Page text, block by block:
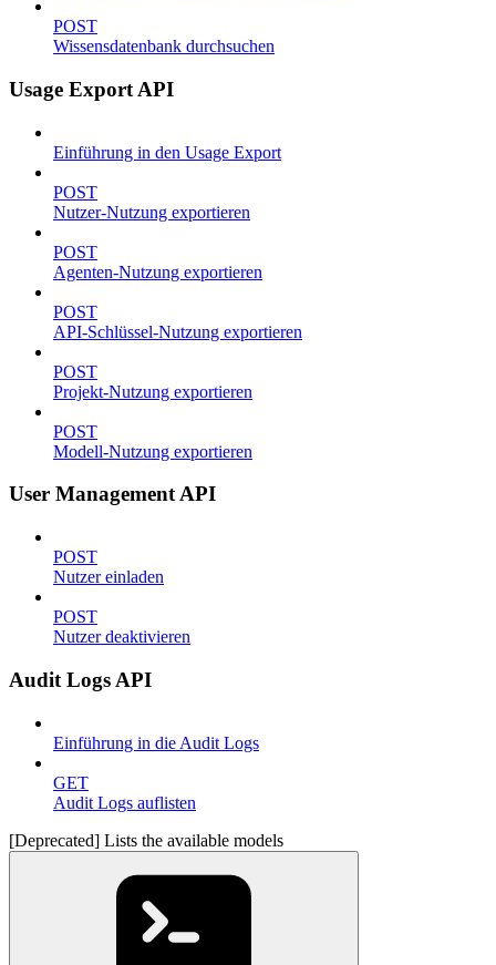
POST
Wissensdatenbank durchsuchen
Usage Export API
Einführung in den Usage Export
POST
Nutzer-Nutzung exportieren
POST
Agenten-Nutzung exportieren
POST
API-Schlüssel-Nutzung exportieren
POST
Projekt-Nutzung exportieren
POST
Modell-Nutzung exportieren
User Management API
POST
Nutzer einladen
POST
Nutzer deaktivieren
Audit Logs API
Einführung in die Audit Logs
GET
Audit Logs auflisten
[Deprecated] Lists the available models